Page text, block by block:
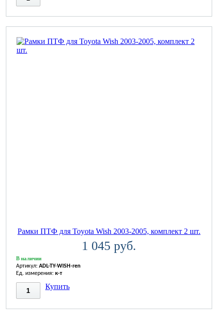
Рамки ПТФ для Toyota Wish 2003-2005, комплект 2 шт.
1 045 руб.
В наличии
Артикул: ADL-TY-WISH-ren
Ед. измерения: к-т
Купить